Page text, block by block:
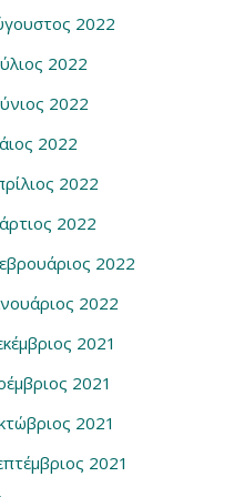
2022
2022
2022
2022
2022
2022
2022
2022
2021
2021
2021
2021